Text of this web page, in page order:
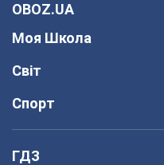
OBOZ.UA
Моя Школа
Світ
Спорт
ГДЗ